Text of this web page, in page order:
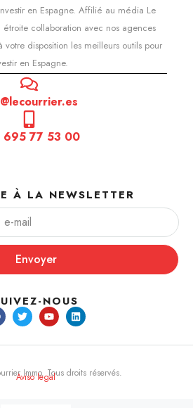
en Espagne. Affilié au média Le
collaboration avec nos agences
votre disposition les meilleurs outils pour
en Espagne.
695 77 53 00
À LA NEWSLETTER
Envoyer
NOUS
Immo. Tous droits réservés.
Aviso legal